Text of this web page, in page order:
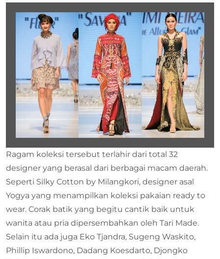
Ragam koleksi tersebut terlahir dari total 32
designer yang berasal dari berbagai macam daerah.
Seperti Silky Cotton by Milangkori, designer asal
Yogya yang menampilkan koleksi pakaian ready to
wear. Corak batik yang begitu cantik baik untuk
wanita atau pria dipersembahkan oleh Tari Made.
Selain itu ada juga Eko Tjandra, Sugeng Waskito,
Phillip Iswardono, Dadang Koesdarto, Djongko